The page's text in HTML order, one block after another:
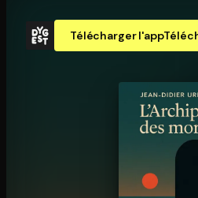
Télécharger l'app